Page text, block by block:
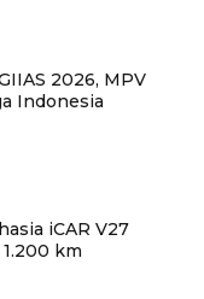
2026, MPV
Indonesia
iCAR V27
km